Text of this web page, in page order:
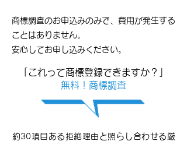
商標調査のお申込みのみで、費用が発生する
ことはありません。
安心してお申し込みください。
「これって商標登録できますか？」
無料！商標調査
約30項目ある拒絶理由と照らし合わせる厳